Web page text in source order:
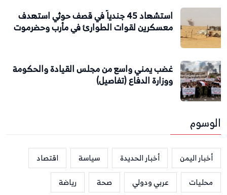
استشهاد 45 جندياً في قصف حوثي استهدف
معسكرين لقوات الطوارئ في مأرب وحضرموت
غضب يمني واسع من مجلس القيادة والحكومة
ووزارة الدفاع (تفاصيل)
الوسوم
أخبار اليمن أخبار الحديدة سياسة
اقتصاد
محليات
عربي ودولي صحة
رياضة